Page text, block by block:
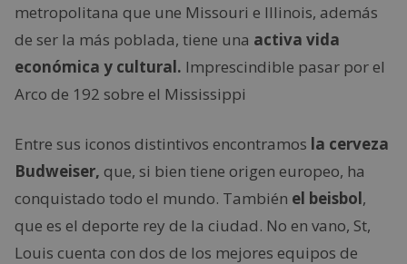
metropolitana que une Missouri e Illinois, además
de ser la más poblada, tiene una activa vida
económica y cultural. Imprescindible pasar por el
Arco de 192 sobre el Mississippi
Entre sus iconos distintivos encontramos la cerveza
Budweiser, que, si bien tiene origen europeo, ha
conquistado todo el mundo. También el beisbol,
que es el deporte rey de la ciudad. No en vano, St,
Louis cuenta con dos de los mejores equipos de